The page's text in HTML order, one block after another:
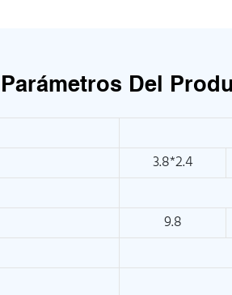
Parámetros Del
3.8*2.4
9.8